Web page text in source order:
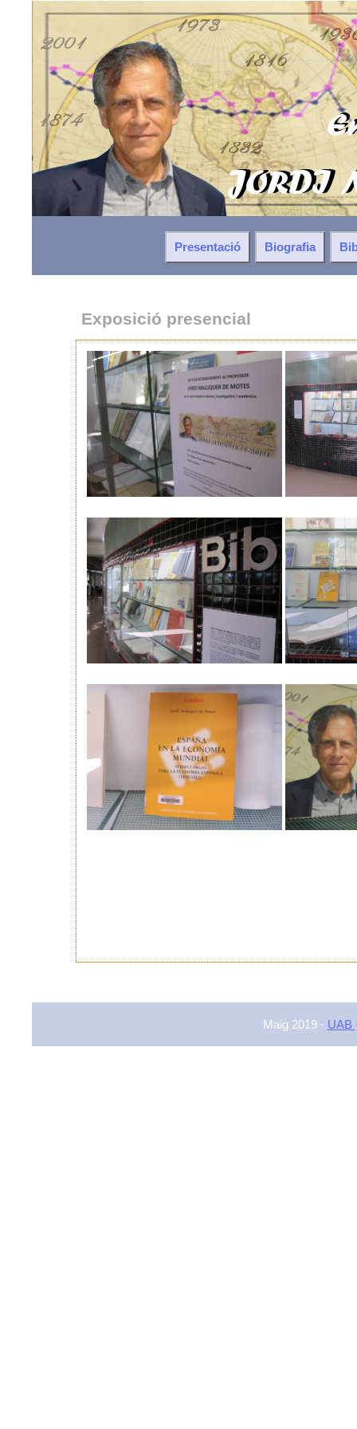
Presentació Biografia
Exposició presencial
Maig 2019 · UAB